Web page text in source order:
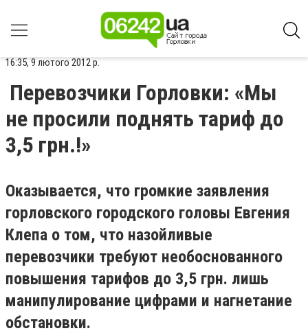
16:35, 9 лютого 2012 р.
Перевозчики Горловки: «Мы
не просили поднять тариф до
3,5 грн.!»
Оказывается, что громкие заявления
горловского городского головы Евгения
Клепа о том, что назойливые
перевозчики требуют необоснованного
повышения тарифов до 3,5 грн. лишь
манипулирование цифрами и нагнетание
обстановки.